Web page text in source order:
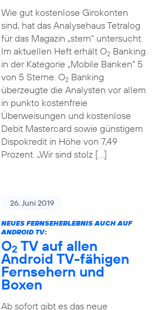
Wie gut kostenlose Girokonten
sind, hat das Analysehaus Tetralog
für das Magazin „stern“ untersucht.
Im aktuellen Heft erhält O2Banking
in der Kategorie „Mobile Banken“ 5
von 5 Sterne. O2Banking
überzeugte die Analysten vor allem
in punkto kostenfreie
Überweisungen und kostenlose
Debit Mastercard sowie günstigem
Dispokredit in Höhe von 7,49
Prozent. „Wir sind stolz […]
26. Juni 2019
NEUES FERNSEHERLEBNIS AUCH AUF
ANDROID TV:
O2 TV auf allen
Android TV-fähigen
Fernsehern und
Boxen
Ab sofort gibt es das neue